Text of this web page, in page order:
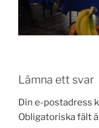
Lämna ett svar
Din e-postadress
Obligatoriska fält